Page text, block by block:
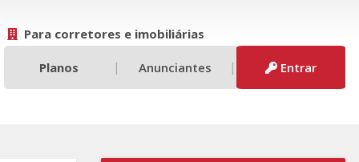
Para corretores e imobiliárias
Planos | Anunciantes | Entrar